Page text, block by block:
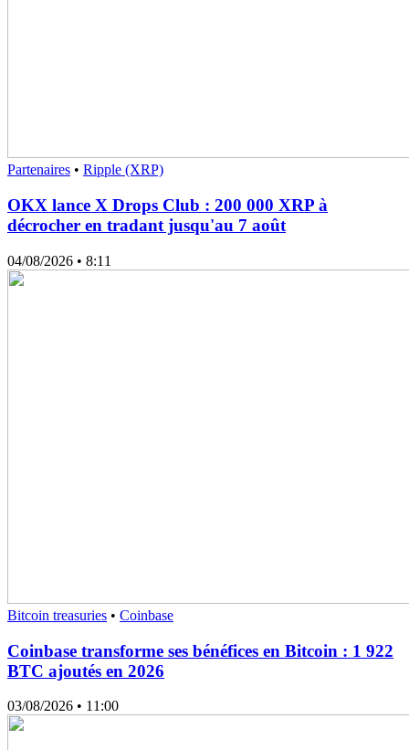
Partenaires • Ripple (XRP)
OKX lance X Drops Club : 200 000 XRP à
décrocher en tradant jusqu'au 7 août
04/08/2026 • 8:11
Bitcoin treasuries • Coinbase
Coinbase transforme ses bénéfices en Bitcoin : 1 922
BTC ajoutés en 2026
03/08/2026 • 11:00